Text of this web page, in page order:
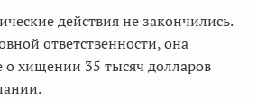
действия не закончились.
ответственности, она
о хищении 35 тысяч долларов